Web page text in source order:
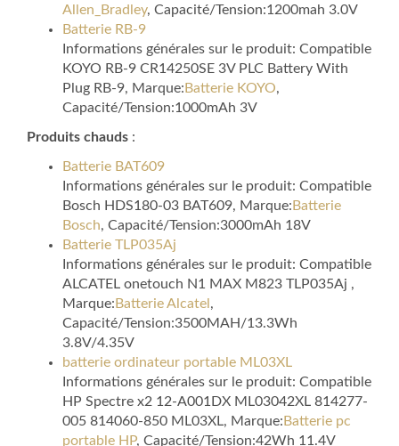
Allen_Bradley, Capacité/Tension:1200mah 3.0V
Batterie RB-9
Informations générales sur le produit: Compatible
KOYO RB-9 CR14250SE 3V PLC Battery With
Plug RB-9, Marque: Batterie KOYO,
Capacité/Tension:1000mAh 3V
Produits chauds :
Batterie BAT609
Informations générales sur le produit: Compatible
Bosch HDS180-03 BAT609, Marque: Batterie
Bosch, Capacité/Tension:3000mAh 18V
Batterie TLP035Aj
Informations générales sur le produit: Compatible
ALCATEL onetouch N1 MAX M823 TLP035Aj ,
Marque: Batterie Alcatel ,
Capacité/Tension:3500MAH/13.3Wh
3.8V/4.35V
batterie ordinateur portable ML03XL
Informations générales sur le produit: Compatible
HP Spectre x2 12-A001DX ML03042XL 814277-
005 814060-850 ML03XL, Marque: Batterie pc
portable HP, Capacité/Tension:42Wh 11.4V